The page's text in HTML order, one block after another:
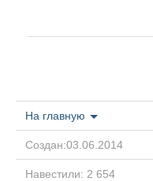
На главную
Создан:03.06.2014
Навестили: 2 654